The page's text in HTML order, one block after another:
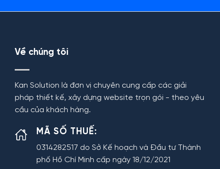
Về chúng tôi
Kan Solution là đơn vị chuyên cung cấp các giải
pháp thiết kế, xây dựng website trọn gói - theo yêu
cầu của khách hàng.
MÃ SỐ THUẾ:
0314282517 do Sở Kế hoạch và Đầu tư Thành
phố Hồ Chí Minh cấp ngày 18/12/2021